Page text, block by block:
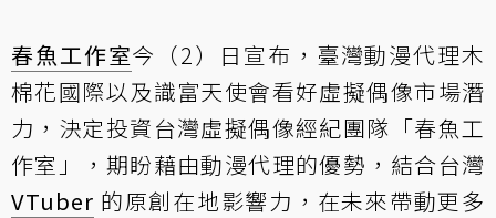
春魚工作室今（2）日宣布，臺灣動漫代理木
棉花國際以及識富天使會看好虛擬偶像市場潛
力，決定投資台灣虛擬偶像經紀團隊「春魚工
作室」，期盼藉由動漫代理的優勢，結合台灣
VTuber 的原創在地影響力，在未來帶動更多